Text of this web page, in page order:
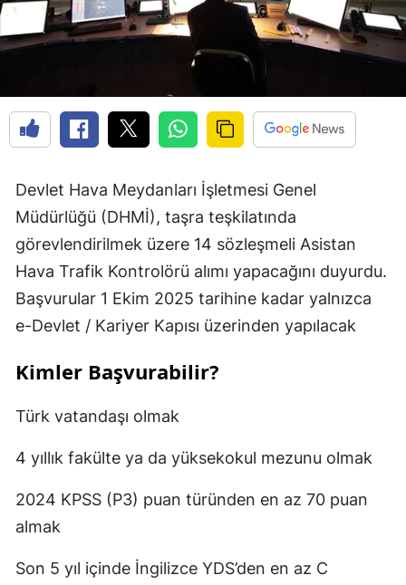
Devlet Hava Meydanları İşletmesi Genel
Müdürlüğü (DHMİ), taşra teşkilatında
görevlendirilmek üzere 14 sözleşmeli Asistan
Hava Trafik Kontrolörü alımı yapacağını duyurdu.
Başvurular 1 Ekim 2025 tarihine kadar yalnızca
e-Devlet / Kariyer Kapısı üzerinden yapılacak
Kimler Başvurabilir?
Türk vatandaşı olmak
4 yıllık fakülte ya da yüksekokul mezunu olmak
2024 KPSS (P3) puan türünden en az 70 puan
almak
Son 5 yıl içinde İngilizce YDS’den en az C